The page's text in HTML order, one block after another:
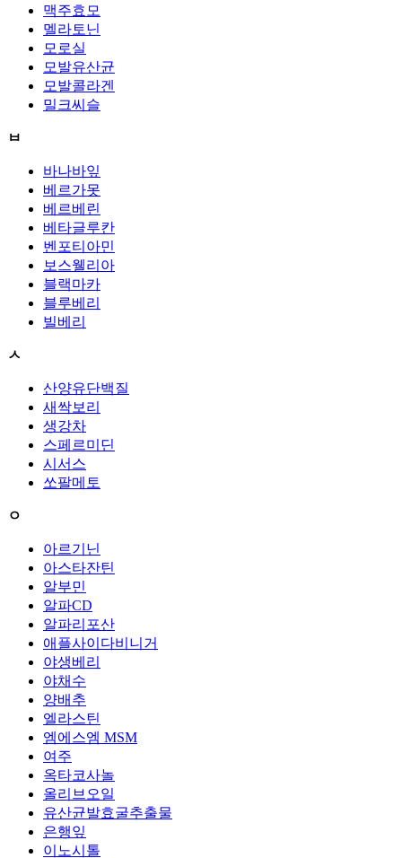
맥주효모
멜라토닌
모로실
모발유산균
모발콜라겐
밀크씨슬
ㅂ
바나바잎
베르가못
베르베린
베타글루칸
벤포티아민
보스웰리아
블랙마카
블루베리
빌베리
ㅅ
산양유단백질
새싹보리
생강차
스페르미딘
시서스
쏘팔메토
ㅇ
아르기닌
아스타잔틴
알부민
알파CD
알파리포산
애플사이다비니거
야생베리
야채수
양배추
엘라스틴
엠에스엠 MSM
여주
옥타코사놀
올리브오일
유산균발효굴추출물
은행잎
이노시톨